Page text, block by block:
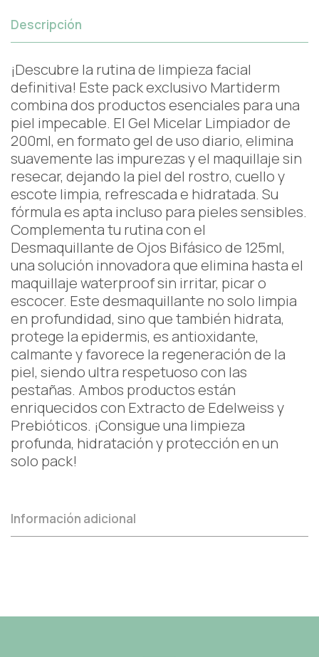
Descripción
¡Descubre la rutina de limpieza facial
definitiva! Este pack exclusivo Martiderm
combina dos productos esenciales para una
piel impecable. El Gel Micelar Limpiador de
200ml, en formato gel de uso diario, elimina
suavemente las impurezas y el maquillaje sin
resecar, dejando la piel del rostro, cuello y
escote limpia, refrescada e hidratada. Su
fórmula es apta incluso para pieles sensibles.
Complementa tu rutina con el
Desmaquillante de Ojos Bifásico de 125ml,
una solución innovadora que elimina hasta el
maquillaje waterproof sin irritar, picar o
escocer. Este desmaquillante no solo limpia
en profundidad, sino que también hidrata,
protege la epidermis, es antioxidante,
calmante y favorece la regeneración de la
piel, siendo ultra respetuoso con las
pestañas. Ambos productos están
enriquecidos con Extracto de Edelweiss y
Prebióticos. ¡Consigue una limpieza
profunda, hidratación y protección en un
solo pack!
Información adicional